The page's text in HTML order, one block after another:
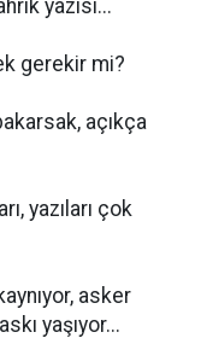
yazısı...
gerekir mi?
açıkça
yazıları çok
asker
yaşıyor...